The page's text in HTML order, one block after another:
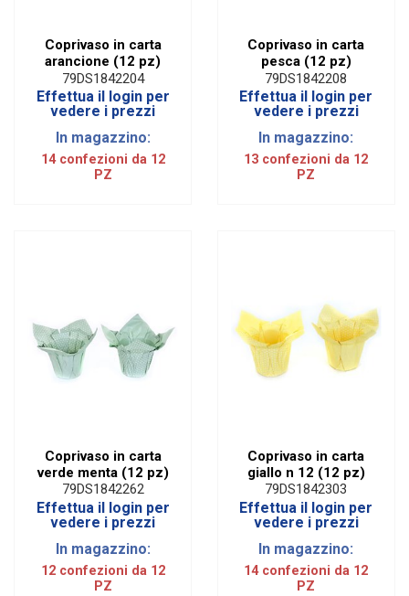
Coprivaso in carta
arancione (12 pz)
79DS1842204
Effettua il login per
vedere i prezzi
In magazzino:
14 confezioni da 12
PZ
Coprivaso in carta
pesca (12 pz)
79DS1842208
Effettua il login per
vedere i prezzi
In magazzino:
13 confezioni da 12
PZ
Coprivaso in carta
verde menta (12 pz)
79DS1842262
Effettua il login per
vedere i prezzi
In magazzino:
12 confezioni da 12
PZ
Coprivaso in carta
giallo n 12 (12 pz)
79DS1842303
Effettua il login per
vedere i prezzi
In magazzino:
14 confezioni da 12
PZ